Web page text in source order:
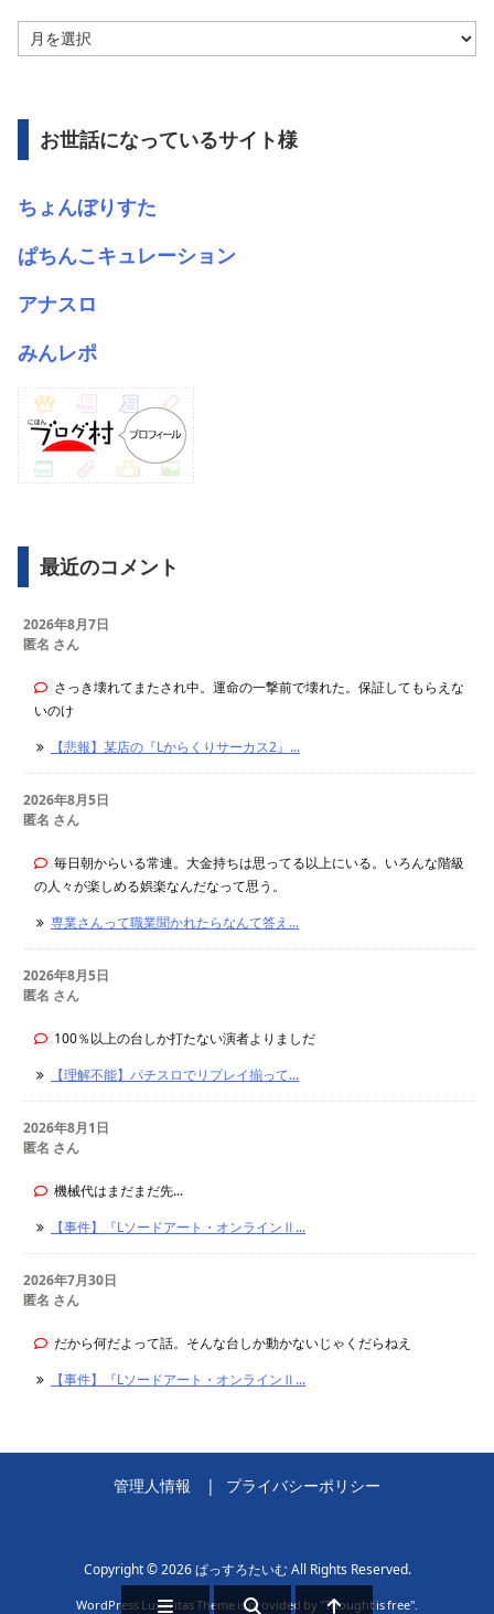
ー
ブ
お世話になっているサイト様
ちょんぼりすた
ぱちんこキュレーション
アナスロ
みんレポ
最近のコメント
2026年8月7日
匿名 さん
さっき壊れてまたされ中。運命の一撃前で壊れた。保証してもらえな
いのけ
【悲報】某店の『Lからくりサーカス2』...
2026年8月5日
匿名 さん
毎日朝からいる常連。大金持ちは思ってる以上にいる。いろんな階級
の人々が楽しめる娯楽なんだなって思う。
専業さんって職業聞かれたらなんて答え...
2026年8月5日
匿名 さん
100％以上の台しか打たない演者よりましだ
【理解不能】パチスロでリプレイ揃って...
2026年8月1日
匿名 さん
機械代はまだまだ先...
【事件】『Lソードアート・オンラインⅡ...
2026年7月30日
匿名 さん
だから何だよって話。そんな台しか動かないじゃくだらねえ
【事件】『Lソードアート・オンラインⅡ...
管理人情報 プライバシーポリシー
Copyright ©2026 ぱっすろたいむAll Rights Reserved.
WordPress Luxeritas Theme is provided by "Thought is free".